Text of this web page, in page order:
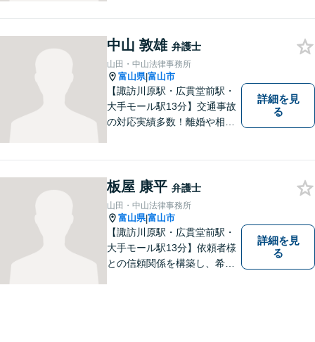
す。お悩みになる前に、ご相
談ください。【24Hメール受
付】
中山 敦雄 弁護士
山田・中山法律事務所
富山県|富山市
【諏訪川原駅・広貫堂前駅・
大手モール駅13分】交通事故
の対応実績多数！離婚や相続
策がないか考えてみません
か？【複数弁護士在籍】
詳細を見
る
板屋 康平 弁護士
山田・中山法律事務所
富山県|富山市
【諏訪川原駅・広貫堂前駅・
大手モール駅13分】依頼者様
との信頼関係を構築し、希望
詳細を見
る